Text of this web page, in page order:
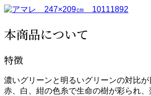
本商品について
特徴
濃いグリーンと明るいグリーンの対比が
赤、白、紺の色糸で生命の樹が彩られ